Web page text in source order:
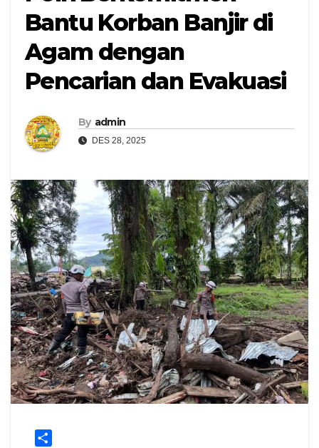
Bantu Korban Banjir di
Agam dengan
Pencarian dan Evakuasi
By admin
DES 28, 2025